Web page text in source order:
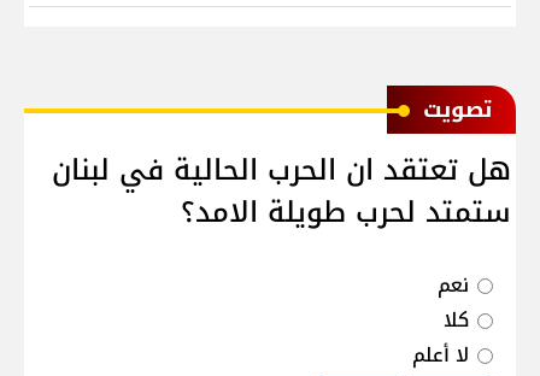
ﺗﺼﻮﻳﺖ
هل تعتقد ان الحرب الحالية في لبنان
ستمتد لحرب طويلة الامد؟
نعم
كلا
لا أعلم